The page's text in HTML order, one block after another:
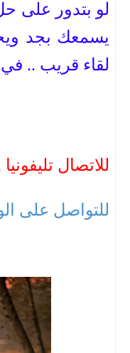
لو بتدور على
يسمعك بجد
لقاء قريب ..
للاتصال
للتواصل على